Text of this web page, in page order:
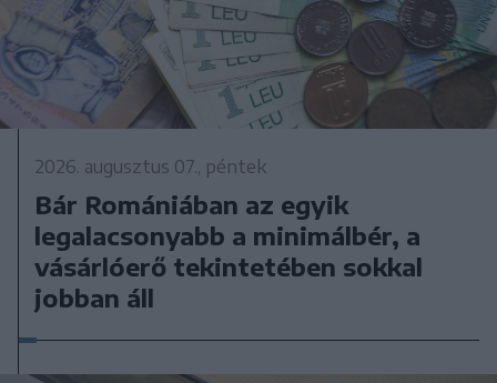
2026. augusztus 07., péntek
Bár Romániában az egyik
legalacsonyabb a minimálbér, a
vásárlóerő tekintetében sokkal
jobban áll